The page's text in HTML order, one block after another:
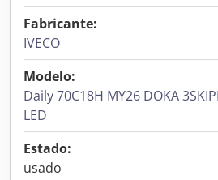
Fabricante:
IVECO
Modelo:
Daily 70C18H MY26 DOKA
LED
Estado:
usado